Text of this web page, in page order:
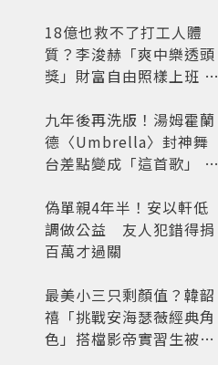
18億也救不了打工人體
質？李浚赫「爽中樂透頭
獎」財富自由照樣上班 西
九年後再洗版！湯姆霍蘭
德〈Umbrella〉封神舞
台差點變成「這首歌」 造
開
偽單親4年半！安以軒低
調做公益 友人犯錯得捐
百萬才過關
最美小三只剩顏值？韓韶
禧「挑戰安海瑟薇經典角
色」搭檔影帝實習生被